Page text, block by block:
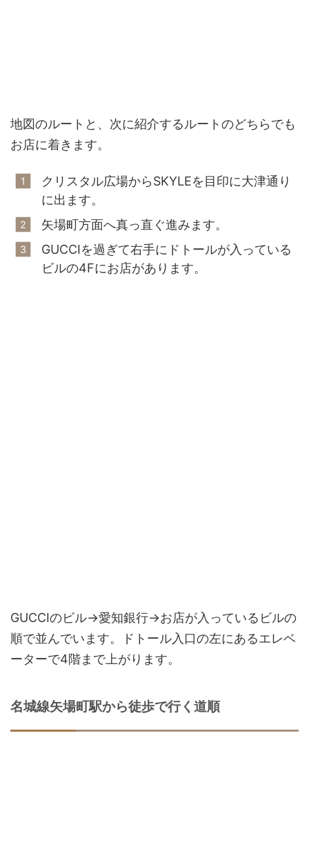
地図のルートと、次に紹介するルートのどちらでも
お店に着きます。
クリスタル広場からSKYLEを目印に大津通り
に出ます。
矢場町方面へ真っ直ぐ進みます。
GUCCIを過ぎて右手にドトールが入っている
ビルの4Fにお店があります。
GUCCIのビル→愛知銀行→お店が入っているビルの
順で並んでいます。ドトール入口の左にあるエレベ
ーターで4階まで上がります。
名城線矢場町駅から徒歩で行く道順